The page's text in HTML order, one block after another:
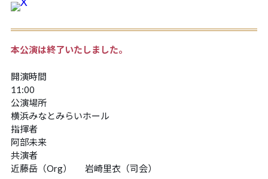
応援する SUPPORT
お知らせ
お問い合わせ
チケット購入 TICKET
本公演は終了いたしました。
開演時間
11:00
公演場所
横浜みなとみらいホール
指揮者
阿部未来
共演者
近藤岳（Org）
岩崎里衣（司会）